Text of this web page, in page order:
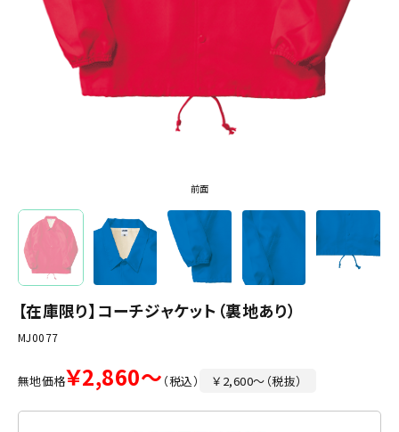
前面
【在庫限り】コーチジャケット（裏地あり）
MJ0077
無地価格￥2,860～ （税込） ￥2,600～（税抜）